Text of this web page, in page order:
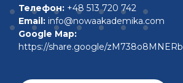
Телефон: +48 513 720 742
Email: info@nowaakademika.com
Google Map:
https://share.google/